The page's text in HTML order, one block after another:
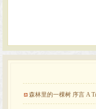
森林里的一棵树 序言 A